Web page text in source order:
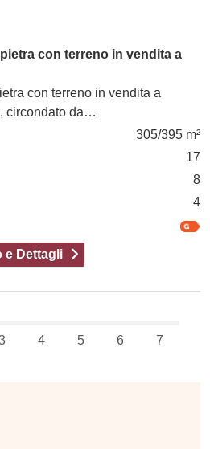
con terreno in vendita a
con terreno in vendita a
circondato da…
305/395 m²
17
8
4
e Dettagli
4 5 6 7